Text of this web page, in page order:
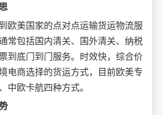
欧美国家的点对点运输货运物流服
常包括国内清关、国外清关、纳税
到底门到门服务。时效快，综合价
电商选择的货运方式，目前欧美专
中欧卡航四种方式。